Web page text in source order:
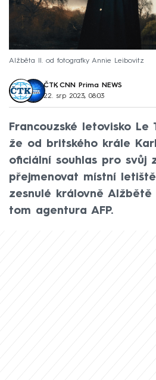
Alžběta II. od fotografky Annie Leibovitz
ČTK, CNN Prima NEWS
22. srp 2023, 08:03
Francouzské letovisko Le
že od britského krále
oficiální souhlas pro svůj
přejmenovat místní
zesnulé královně
tom agentura AFP.